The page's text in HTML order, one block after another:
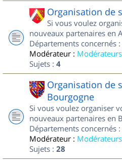
Organisation de
Si vous voulez
nouveaux partenaires en
Départements concernés
Modérateur :
Sujets : 4
Organisation de
Bourgogne
Si vous voulez organiser
nouveaux partenaires en
Départements concernés
Modérateur :
Sujets : 28